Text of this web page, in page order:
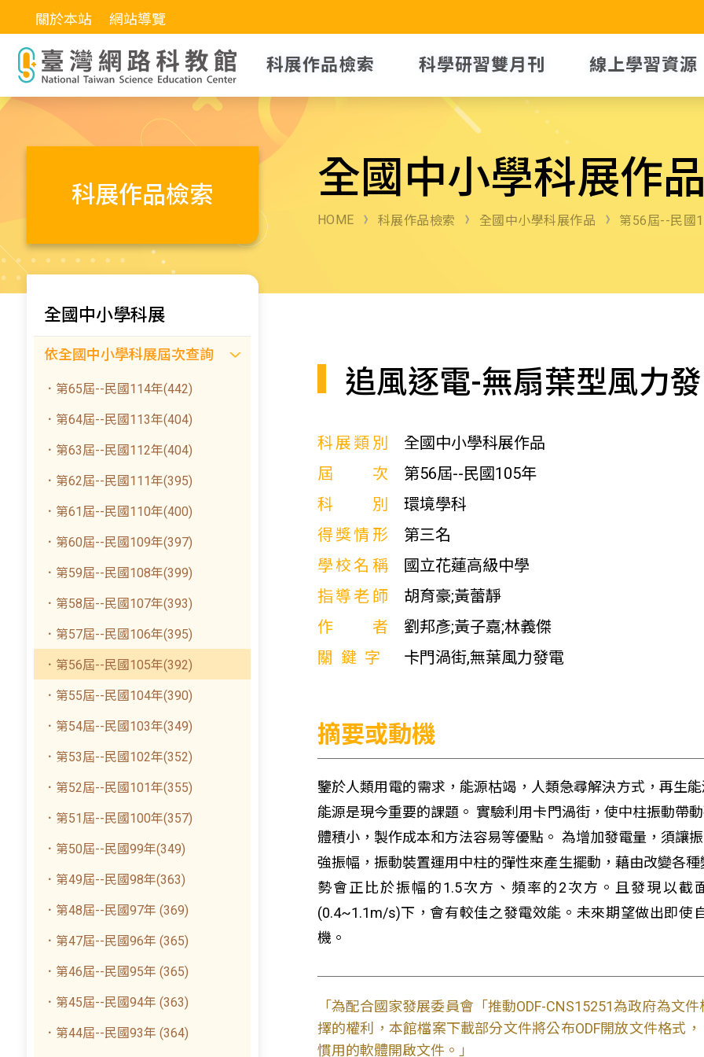
關於本站 網站導覽
科展作品檢索 科學研習雙月刊 線上學習資源
科展作品檢索 全國中小學科展作
HOME 科展作品檢索 全國中小學科展作品 第56屆--民國
全國中小學科展
依全國中小學科展屆次查詢
．第65屆--民國114年(442)
．第64屆--民國113年(404)
．第63屆--民國112年(404)
．第62屆--民國111年(395)
．第61屆--民國110年(400)
．第60屆--民國109年(397)
．第59屆--民國108年(399)
．第58屆--民國107年(393)
．第57屆--民國106年(395)
．第56屆--民國105年(392)
．第55屆--民國104年(390)
．第54屆--民國103年(349)
．第53屆--民國102年(352)
．第52屆--民國101年(355)
．第51屆--民國100年(357)
．第50屆--民國99年(349)
．第49屆--民國98年(363)
．第48屆--民國97年 (369)
．第47屆--民國96年 (365)
．第46屆--民國95年 (365)
．第45屆--民國94年 (363)
．第44屆--民國93年 (364)
追風逐電-無扇葉型風力
科展類別
全國中小學科展作品
屆次
第56屆--民國105年
科別
環境學科
得獎情形
第三名
學校名稱
國立花蓮高級中學
指導老師
胡育豪;黃蕾靜
作者
劉邦彥;黃子嘉;林義傑
關鍵字
卡門渦街,無葉風力發電
摘要或動機
鑒於人類用電的需求，能源枯竭，人類急尋解決方式，再生
能源是現今重要的課題。 實驗利用卡門渦街，使中柱振動帶
體積小，製作成本和方法容易等優點。 為增加發電量，須讓
強振幅，振動裝置運用中柱的彈性來產生擺動，藉由改變各
勢會正比於振幅的1.5次方、頻率的2次方。且發現以截
(0.4~1.1m/s)下，會有較佳之發電效能。未來期望做出即
機。
「為配合國家發展委員會「推動ODF-CNS15251為政府為文
擇的權利，本館檔案下載部分文件將公布ODF開放文件格式
慣用的軟體開啟文件。」